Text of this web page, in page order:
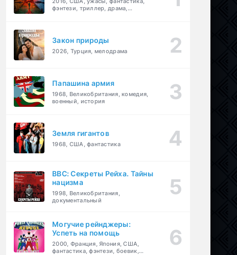
фэнтези, триллер, драма,
Закон природы
2026, Турция, мелодрама
Папашина армия
1968, Великобритания, комедия,
военный, история
Земля гигантов
1968, США, фантастика
BBC: Секреты Рейха. Тайны
нацизма
1998, Великобритания,
документальный
Могучие рейнджеры:
Успеть на помощь
2000, Франция, Япония, США,
фантастика, фэнтези, боевик,